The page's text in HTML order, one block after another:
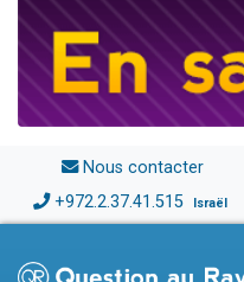
Nous contacter
+972.2.37.41.515 Israël